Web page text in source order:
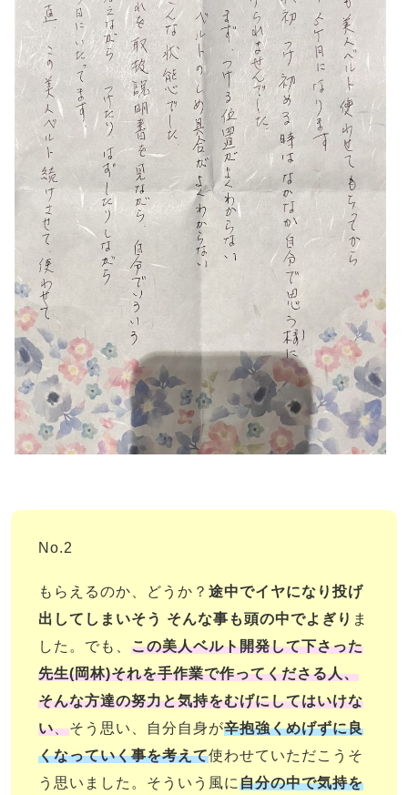
No.2
もらえるのか、どうか？ 途中でイヤになり投げ
出してしまいそう そんな事も頭の中でよぎり ま
した。 でも、 この美人ベルト開発して下さった
先生(岡林)それを手作業で作ってくださる人、
そんな方達の努力と気持をむげにしてはいけな
い、そう思い、自分自身が辛抱強くめげずに良
くなっていく事を考えて使わせていただこうそ
う思いました。 そういう風に自分の中で気持を